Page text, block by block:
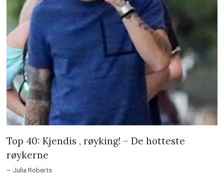
Top 40: Kjendis , røyking! – De hotteste
røykerne
– Julia Roberts